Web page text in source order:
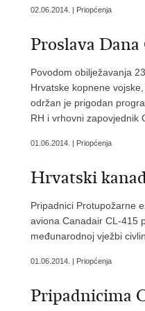
02.06.2014. | Priopćenja
Proslava
Povodom obilježavanja
Hrvatske kopnene
održan je prigodan
RH i vrhovni zapovjednik
01.06.2014. | Priopćenja
Hrvatski
Pripadnici Protupožarne
aviona Canadair CL-415
međunarodnoj vježbi
01.06.2014. | Priopćenja
Pripadnicima